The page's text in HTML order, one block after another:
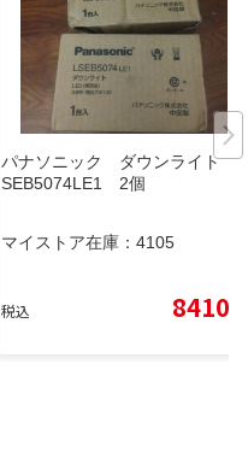
パナソニック ダウンライト L
SEB5074LE1 2個
マイストア在庫： 4105
税込 8410